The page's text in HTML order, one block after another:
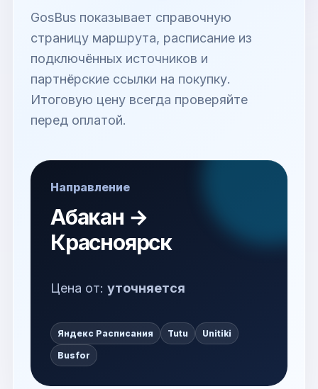
GosBus показывает справочную
страницу маршрута, расписание из
подключённых источников и
партнёрские ссылки на покупку.
Итоговую цену всегда проверяйте
перед оплатой.
Направление
Абакан →
Красноярск
Цена от: уточняется
Яндекс Расписания Tutu Unitiki
Busfor